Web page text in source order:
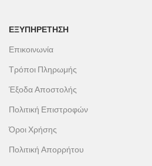
ΕΞΥΠΗΡΕΤΗΣΗ
Επικοινωνία
Τρόποι Πληρωμής
Έξοδα Αποστολής
Πολιτική Επιστροφών
Όροι Χρήσης
Πολιτική Απορρήτου